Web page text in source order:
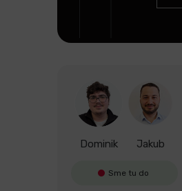
Dominik Jakub
Sme tu do